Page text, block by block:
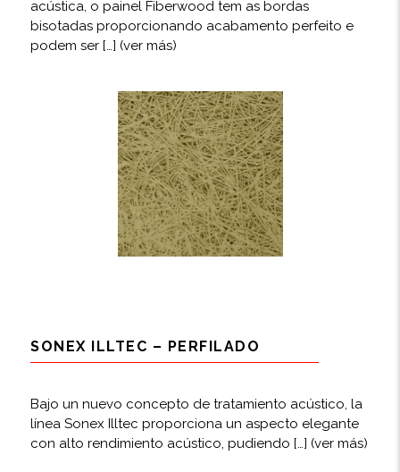
acústica, o painel Fiberwood tem as bordas
bisotadas proporcionando acabamento perfeito e
podem ser […] (ver más)
SONEX ILLTEC – PERFILADO
Bajo un nuevo concepto de tratamiento acústico, la
línea Sonex Illtec proporciona un aspecto elegante
con alto rendimiento acústico, pudiendo […] (ver más)